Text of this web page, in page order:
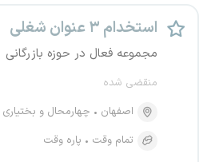
استخدام ۳ عنوان شغلی
مجموعه فعال در حوزه بازرگانی
منقضی شده
اصفهان
چهارمحال و بختیاری
تمام وقت
پاره وقت